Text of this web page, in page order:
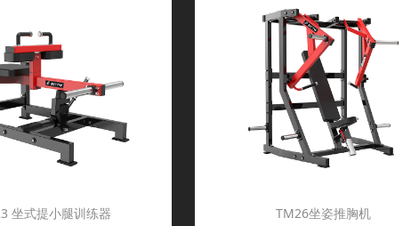
坐式提小腿训练器 TM26坐姿推胸机